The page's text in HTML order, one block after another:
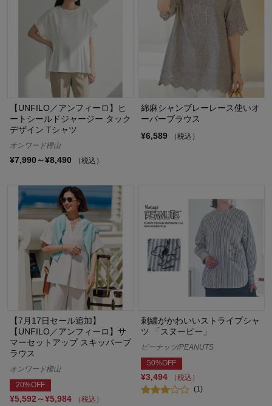
【UNFILO／アンフィーロ】ヒ
ートシールドジャージー タック
デザイン Tシャツ
オンワード樫山
¥7,990～¥8,490 （税込）
綿麻シャンブレーレース使いオ
ーバーブラウス
¥6,589
（税込）
【7月17日セール追加】
【UNFILO／アンフィーロ】サ
マーセットアップ スキッパーブ
ラウス
オンワード樫山
20%OFF
¥5,592～¥5,984 （税込）
刺繍がかわいいストライプシャ
ツ 「スヌーピー」
ピーナッツ/PEANUTS
50%OFF
¥3,494
（税込）
(1)